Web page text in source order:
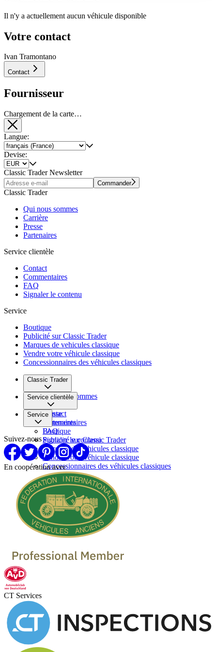
Il n'y a actuellement aucun véhicule disponible
Votre contact
Ivan Tramontano
Contact
Fournisseur
Chargement de la carte…
Langue:
Devise:
Classic Trader Newsletter
Commander
Classic Trader
Qui nous sommes
Carrière
Presse
Partenaires
Service clientèle
Contact
Commentaires
FAQ
Signaler le contenu
Service
Boutique
Publicité sur Classic Trader
Marques de vehicules classique
Vendre votre véhicule classique
Concessionnaires des véhicules classiques
Classic Trader
Qui nous sommes
Carrière
Presse
Partenaires
Service clientèle
Contact
Commentaires
FAQ
Signaler le contenu
Service
Boutique
Publicité sur Classic Trader
Marques de vehicules classique
Vendre votre véhicule classique
Concessionnaires des véhicules classiques
Suivez-nous
En coopération avec
CT Services